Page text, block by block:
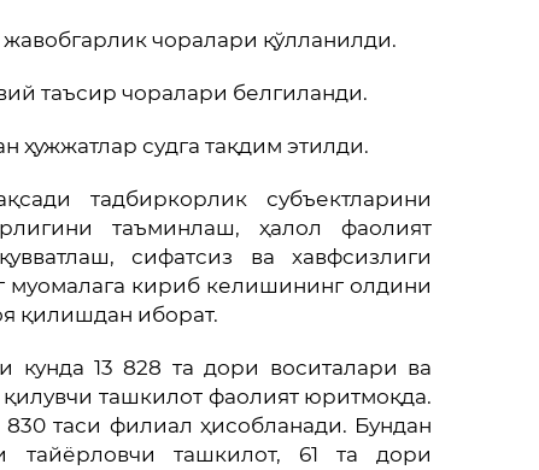
чоралари қўлланилди.
таъсир чоралари белгиланди.
ҳужжатлар судга тақдим этилди.
тадбиркорлик субъектларини
таъминлаш, ҳалол фаолият
сифатсиз ва хавфсизлиги
муомалага кириб келишининг олдини
қилишдан иборат.
кунда 13 828 та дори воситалари ва
ташкилот фаолият юритмоқда.
таси филиал ҳисобланади. Бундан
тайёрловчи ташкилот, 61 та дори